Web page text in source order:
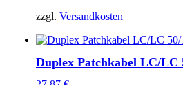
zzgl. Versandkosten
Duplex Patchkabel LC/LC